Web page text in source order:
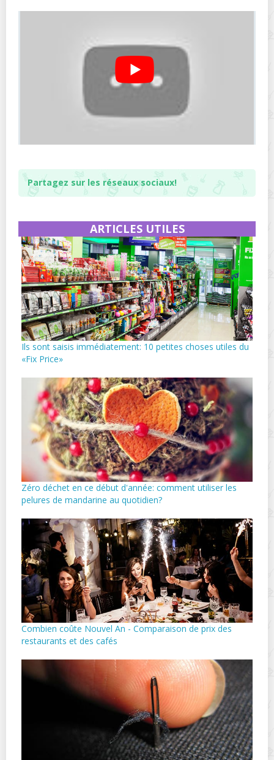
Partagez sur les réseaux sociaux!
ARTICLES UTILES
Ils sont saisis immédiatement: 10 petites choses utiles du
«Fix Price»
Zéro déchet en ce début d'année: comment utiliser les
pelures de mandarine au quotidien?
Combien coûte Nouvel An - Comparaison de prix des
restaurants et des cafés